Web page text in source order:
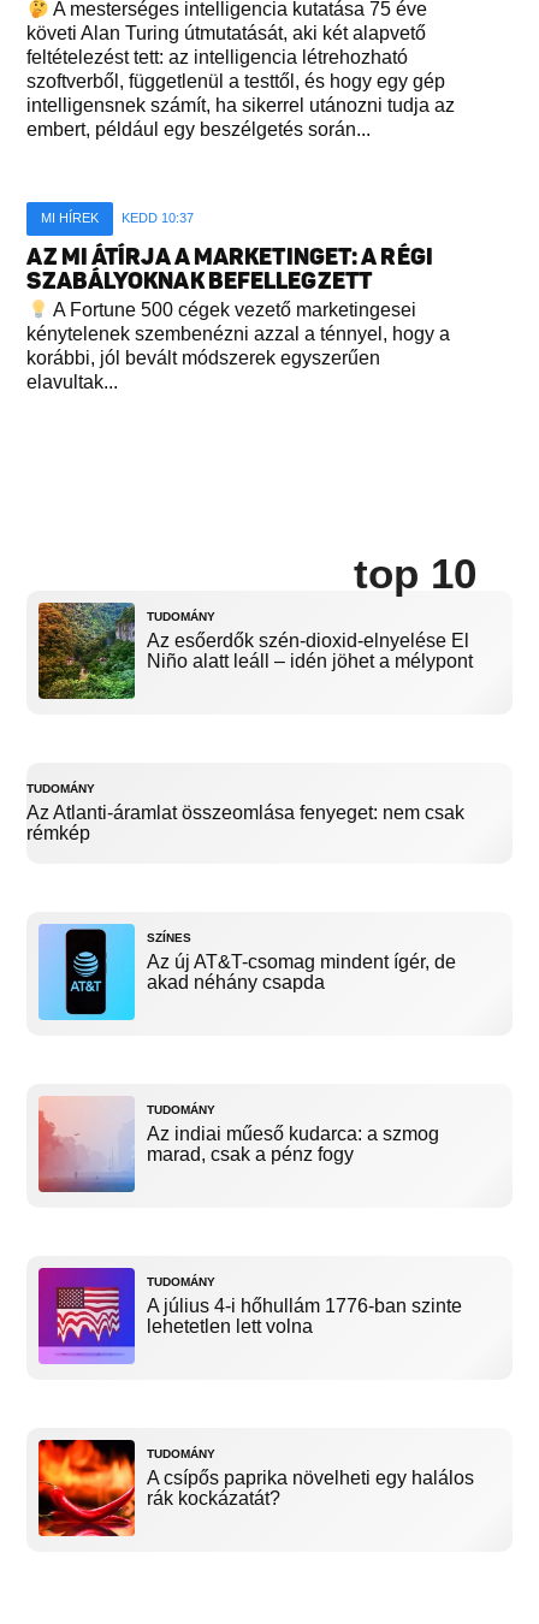
A mesterséges intelligencia kutatása 75 éve
követi Alan Turing útmutatását, aki két alapvető
feltételezést tett: az intelligencia létrehozható
szoftverből, függetlenül a testtől, és hogy egy gép
intelligensnek számít, ha sikerrel utánozni tudja az
embert, például egy beszélgetés során...
MI HÍREK KEDD 10:37
AZ MI ÁTÍRJA A MARKETINGET: A RÉGI
SZABÁLYOKNAK BEFELLEGZETT
A Fortune 500 cégek vezető marketingesei
kénytelenek szembenézni azzal a ténnyel, hogy a
korábbi, jól bevált módszerek egyszerűen
elavultak...
top 10
TUDOMÁNY
Az esőerdők szén-dioxid-elnyelése El
Niño alatt leáll – idén jöhet a mélypont
TUDOMÁNY
Az Atlanti-áramlat összeomlása fenyeget: nem csak
rémkép
SZÍNES
Az új AT&T-csomag mindent ígér, de
akad néhány csapda
TUDOMÁNY
Az indiai műeső kudarca: a szmog
marad, csak a pénz fogy
TUDOMÁNY
A július 4-i hőhullám 1776-ban szinte
lehetetlen lett volna
TUDOMÁNY
A csípős paprika növelheti egy halálos
rák kockázatát?